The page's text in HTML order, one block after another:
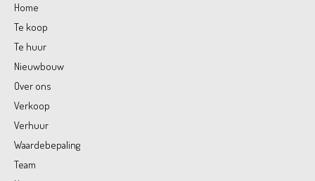
Home
Te koop
Te huur
Nieuwbouw
Over ons
Verkoop
Verhuur
Waardebepaling
Team